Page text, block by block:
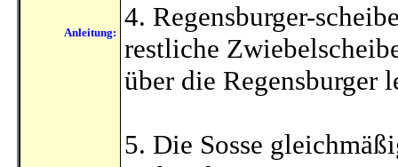
Anleitung:
4. Regensburger-
restliche
über die Regensburger
5. Die Sosse